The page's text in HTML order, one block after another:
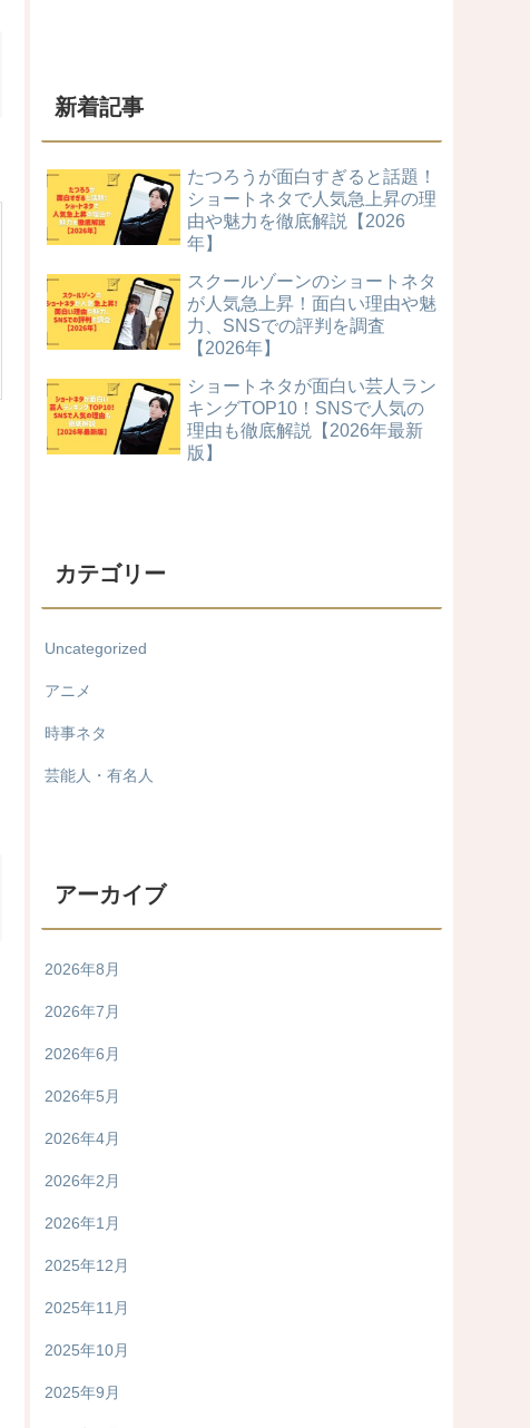
新着記事
たつろうが面白すぎると話題！
ショートネタで人気急上昇の理
由や魅力を徹底解説【2026
年】
スクールゾーンのショートネタ
が人気急上昇！面白い理由や魅
力、SNSでの評判を調査
【2026年】
ショートネタが面白い芸人ラン
キングTOP10！SNSで人気の
理由も徹底解説【2026年最新
版】
カテゴリー
Uncategorized
アニメ
時事ネタ
芸能人・有名人
アーカイブ
2026年8月
2026年7月
2026年6月
2026年5月
2026年4月
2026年2月
2026年1月
2025年12月
2025年11月
2025年10月
2025年9月